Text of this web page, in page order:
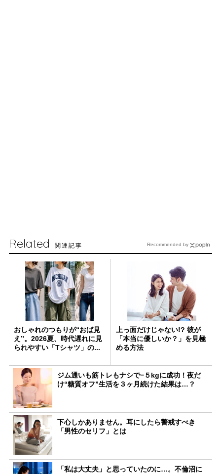
Related 関連記事
おしゃれのつもりが“おば見
え”。2026夏、時代遅れに見
られやすい「Tシャツ」の...
上っ面だけじゃない!? 彼が
「本当に優しいか？」を見極
める方法
ジム通いも筋トレもナシで−５kgに成功！夜だ
け“糖質オフ”生活を３ヶ月続けた結果は…？
下心しかありません。耳にしたら警戒すべき
「男性のセリフ」とは
「私は大丈夫」と思っていたのに…。不倫沼に
Recommended by